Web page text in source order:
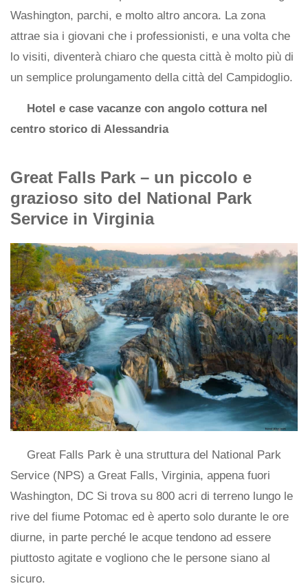
Washington, parchi, e molto altro ancora. La zona
attrae sia i giovani che i professionisti, e una volta che
lo visiti, diventerà chiaro che questa città è molto più di
un semplice prolungamento della città del Campidoglio.
Hotel e case vacanze con angolo cottura nel
centro storico di Alessandria
Great Falls Park – un piccolo e
grazioso sito del National Park
Service in Virginia
Great Falls Park è una struttura del National Park
Service (NPS) a Great Falls, Virginia, appena fuori
Washington, DC Si trova su 800 acri di terreno lungo le
rive del fiume Potomac ed è aperto solo durante le ore
diurne, in parte perché le acque tendono ad essere
piuttosto agitate e vogliono che le persone siano al
sicuro.